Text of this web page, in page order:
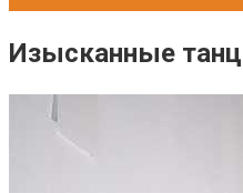
Изысканные